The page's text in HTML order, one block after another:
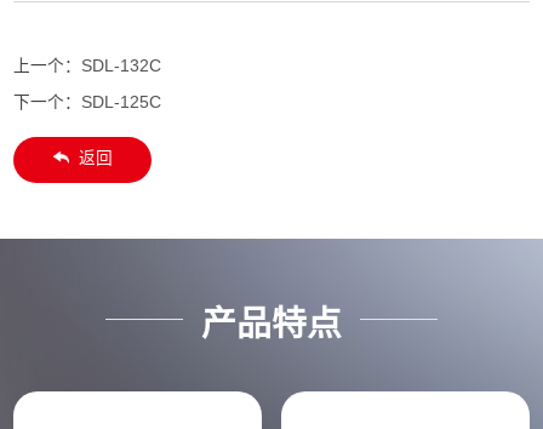
上一个： SDL-132C
下一个： SDL-125C
返回
产品特点